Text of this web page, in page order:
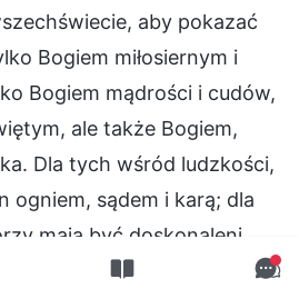
aby pokazać
Bogiem miłosiernym i
Bogiem mądrości i cudów,
ale także Bogiem,
Dla tych wśród ludzkości,
ogniem, sądem i karą; dla
mają być doskonaleni,
oczyszczeniem i próbami, a